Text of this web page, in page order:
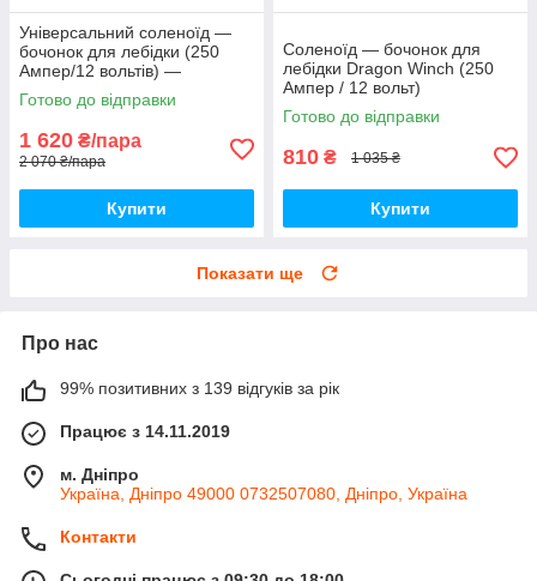
Універсальний соленоїд —
бочонок для лебідки (250
Ампер/12 вольтів) —
комплект 2 штуки
Готово до відправки
1 620 ₴/пара
2 070 ₴/пара
Купити
Соленоїд — бочонок для
лебідки Dragon Winch (250
Ампер / 12 вольт)
Готово до відправки
810 ₴ 1 035 ₴
Купити
Показати ще
Про нас
99% позитивних з 139 відгуків за рік
Працює з 14.11.2019
м. Дніпро
Україна, Дніпро 49000 0732507080, Дніпро, Україна
Контакти